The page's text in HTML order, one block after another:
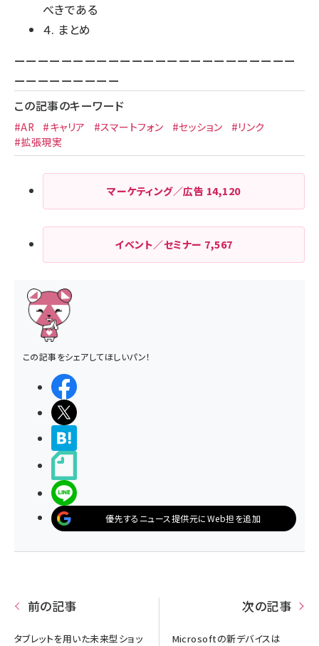
べきである
４. まとめ
ーーーーーーーーーーーーーーーーーーーーーーーー
ーーーーーーーーー
この記事のキーワード
#AR #キャリア #スマートフォン #セッション
#リンク
#拡張現実
マーケティング／広告 14,120
イベント／セミナー 7,567
この記事をシェアしてほしいパン！
優先するニュース提供元にWeb担を追加
前の記事
タブレットを用いた未来型ショッ
次の記事
Microsoftの新デバイスは